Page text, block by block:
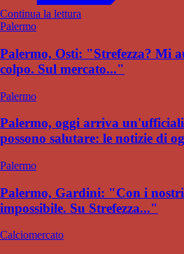
Continua la lettura
Palermo
Palermo, Osti: "Strefezza? Mi
colpo. Sul mercato..."
Palermo
Palermo, oggi arriva
possono salutare: le notizie di
Palermo
Palermo, Gardini: "Con i
impossibile. Su Strefezza..."
Calciomercato